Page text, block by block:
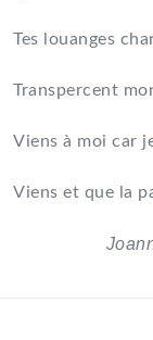
Tes louanges
Transpercent
Viens à moi car
Viens et que la